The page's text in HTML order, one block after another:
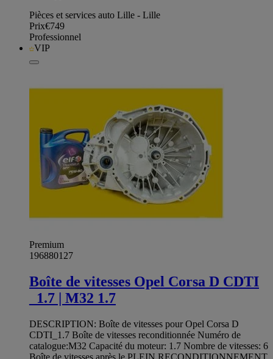
Pièces et services auto Lille - Lille
Prix€749
Professionnel
VIP
Premium
196880127
Boîte de vitesses Opel Corsa D CDTI
_1.7 | M32 1.7
DESCRIPTION: Boîte de vitesses pour Opel Corsa D
CDTI_1.7 Boîte de vitesses reconditionnée Numéro de
catalogue:M32 Capacité du moteur: 1.7 Nombre de vitesses: 6
Boîte de vitesses après le PLEIN RECONDITIONNEMENT